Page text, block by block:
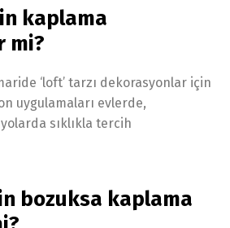
kaplama
mi?
‘loft’ tarzı dekorasyonlar için
uygulamaları evlerde,
sıklıkla tercih
bozuksa kaplama